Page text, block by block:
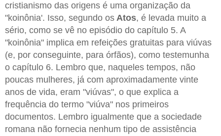
cristianismo das origens é uma organização da
"koinônia'. Isso, segundo os Atos, é levada muito a
sério, como se vê no episódio do capítulo 5. A
"koinônia" implica em refeições gratuitas para viúvas
(e, por conseguinte, para órfãos), como testemunha
o capítulo 6. Lembro que, naqueles tempos, não
poucas mulheres, já com aproximadamente vinte
anos de vida, eram "viúvas", o que explica a
frequência do termo "viúva" nos primeiros
documentos. Lembro igualmente que a sociedade
romana não fornecia nenhum tipo de assistência